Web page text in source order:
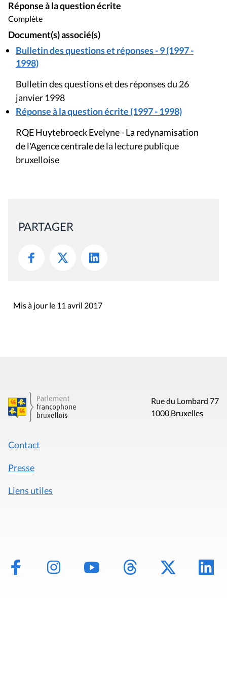
Réponse à la question écrite
Complète
Document(s) associé(s)
Bulletin des questions et réponses - 9 (1997 -
1998)
Bulletin des questions et des réponses du 26
janvier 1998
Réponse à la question écrite (1997 - 1998)
RQE Huytebroeck Evelyne - La redynamisation
de l'Agence centrale de la lecture publique
bruxelloise
PARTAGER
Mis à jour le 11 avril 2017
Rue du Lombard 77
1000 Bruxelles
Contact
Presse
Liens utiles